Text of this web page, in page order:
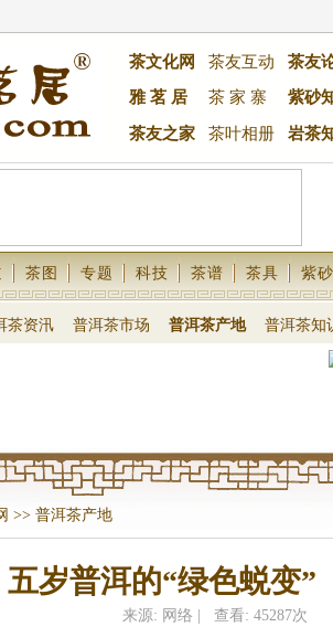
茶文化网 茶友互动
茶友
雅 茗 居
茶 家 寨 紫砂
茶友之家 茶叶相册 岩茶
茶图 专题 科技 茶谱 茶具 紫砂
茶资汛 普洱茶市场 普洱茶产地 普洱茶知
>> 普洱茶产地
五岁普洱的“绿色蜕变”
来源: 网络 | 查看: 45287次